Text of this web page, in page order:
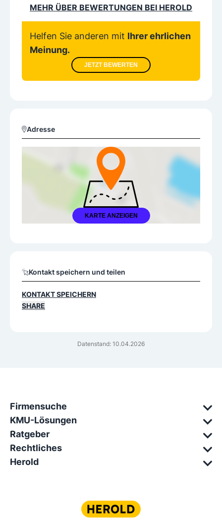
MEHR ÜBER BEWERTUNGEN BEI HEROLD
Helfen Sie anderen mit Ihrer ehrlichen
Meinung.
JETZT BEWERTEN
Adresse
KARTE ANZEIGEN
Datenstand: 10.04.2026
Kontakt speichern und teilen
KONTAKT SPEICHERN
SHARE
Firmensuche
KMU-Lösungen
Ratgeber
Rechtliches
Herold